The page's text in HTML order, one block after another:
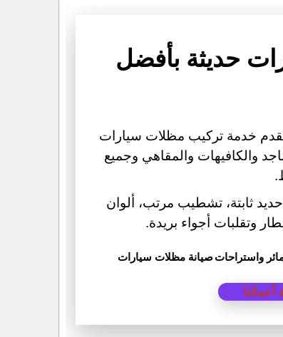
حديثة بأفضل
خدمة تركيب مظلات سيارات
والكافيهات والمقاهي وجميع
ثابتة، تشطيب مرتب، ألوان
وتقلبات أجواء بريدة.
واستراحاتصيانة مظلات سيارات